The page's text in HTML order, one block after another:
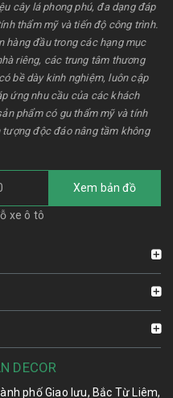
cây lá phong phú, đa dạng đáp
thẩm mỹ và tiến độ công trình.
hàng đầu trong các hạng mục
riêng, các trung tâm thương
bề dày kinh nghiệm, luôn cập
ứng nhu cầu của các khách
phẩm có gu thẩm mỹ và tính
độc đáo nâng tầm không
Xem bản đồ
xe ô tô
DECOR
phố Giao lưu, Bắc Từ Liêm,